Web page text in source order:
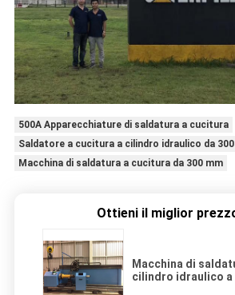
500A Apparecchiature di saldatura a cucitura
Saldatore a cucitura a cilindro idraulico da
Macchina di saldatura a cucitura da 300 mm
Ottieni il miglior
Macchina di
cilindro idraulico a